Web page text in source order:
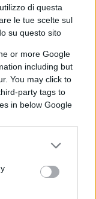
di questa
le tue scelte sul
su questo sito
or more Google
including but
You may click to
party tags to
in below Google
per usare un
isolato è
di scalmanati i
non
ovunque
continuando a
un collega ha